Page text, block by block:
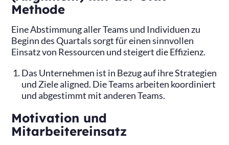
Methode
Eine Abstimmung aller Teams und Individuen zu
Beginn des Quartals sorgt für einen sinnvollen
Einsatz von Ressourcen und steigert die Effizienz.
Das Unternehmen ist in Bezug auf ihre Strategien
und Ziele aligned. Die Teams arbeiten koordiniert
und abgestimmt mit anderen Teams.
‍Motivation und
Mitarbeitereinsatz